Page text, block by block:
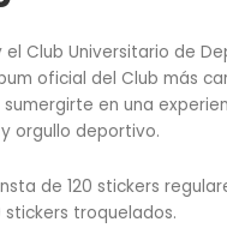
el Club Universitario de
oficial del Club más
en una
orgullo deportivo.
de 120 stickers
stickers troquelados.